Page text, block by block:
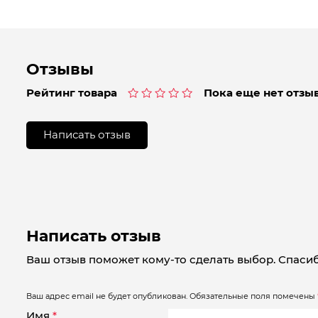
Отзывы
Рейтинг товара
0
5
Пока еще нет
Написать отзыв
Написать отзыв
Ваш отзыв поможет кому-то сделать выбор.
Ваш адрес email не будет опубликован. Обязательные поля помечены